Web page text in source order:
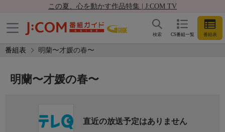
この夏、心を動かす作品特集 | J:COM TV
CS番組一覧 番組表
検索
番組表 明蘭〜才媛の春〜
明蘭〜才媛の春〜
直近の放送予定はありません